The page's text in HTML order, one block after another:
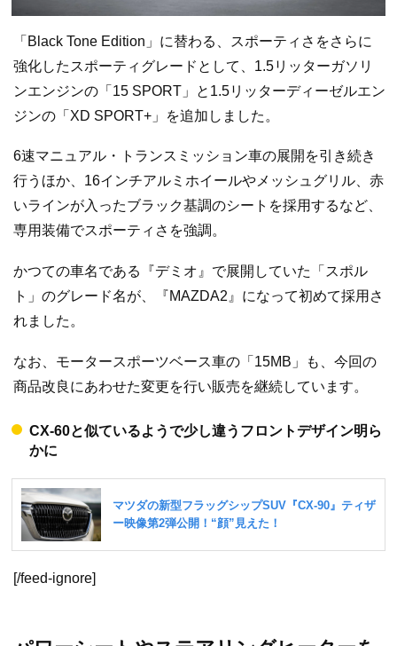
「Black Tone Edition」に替わる、スポーティさをさらに
強化したスポーティグレードとして、1.5リッターガソリ
ンエンジンの「15 SPORT」と1.5リッターディーゼルエン
ジンの「XD SPORT+」を追加しました。
6速マニュアル・トランスミッション車の展開を引き続き
行うほか、16インチアルミホイールやメッシュグリル、赤
いラインが入ったブラック基調のシートを採用するなど、
専用装備でスポーティさを強調。
かつての車名である『デミオ』で展開していた「スポル
ト」のグレード名が、『MAZDA2』になって初めて採用さ
れました。
なお、モータースポーツベース車の「15MB」も、今回の
商品改良にあわせた変更を行い販売を継続しています。
CX-60と似ているようで少し違うフロントデザイン明ら
かに
[/feed-ignore]